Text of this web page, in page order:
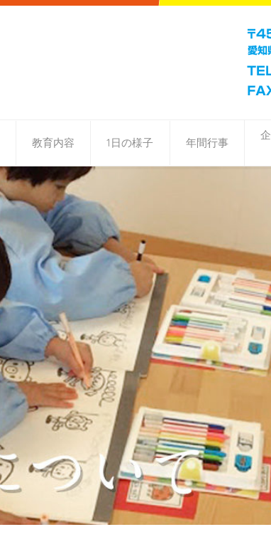
教育内容 1日の様子 年間行事